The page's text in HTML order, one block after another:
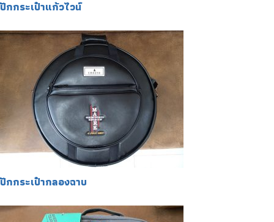
ปักกระเป๋าแก้วไวน์
ปักกระเป๋ากลองฉาบ